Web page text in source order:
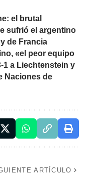
el brutal
sufrió el argentino
de Francia
«el peor equipo
1 a Liechtenstein y
Naciones de
ARTÍCULO